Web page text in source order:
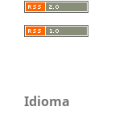
Idioma